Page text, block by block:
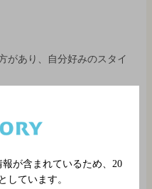
があり、自分好みのスタイ
が含まれているため、 20
しています。